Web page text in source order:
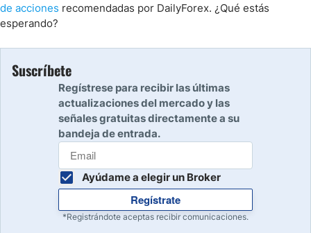
de acciones recomendadas por DailyForex. ¿Qué estás
esperando?
Suscríbete
Regístrese para recibir las últimas
actualizaciones del mercado y las
señales gratuitas directamente a su
bandeja de entrada.
Ayúdame a elegir un Broker
Regístrate
*Registrándote aceptas recibir comunicaciones.